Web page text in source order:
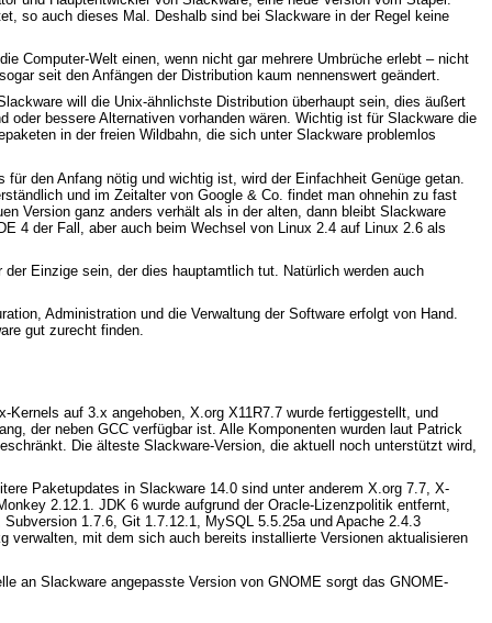
so auch dieses Mal. Deshalb sind bei Slackware in der Regel keine
Computer-Welt einen, wenn nicht gar mehrere Umbrüche erlebt – nicht
seit den Anfängen der Distribution kaum nennenswert geändert.
will die Unix-ähnlichste Distribution überhaupt sein, dies äußert
bessere Alternativen vorhanden wären. Wichtig ist für Slackware die
in der freien Wildbahn, die sich unter Slackware problemlos
den Anfang nötig und wichtig ist, wird der Einfachheit Genüge getan.
und im Zeitalter von Google & Co. findet man ohnehin zu fast
Version ganz anders verhält als in der alten, dann bleibt Slackware
4 der Fall, aber auch beim Wechsel von Linux 2.4 auf Linux 2.6 als
Einzige sein, der dies hauptamtlich tut. Natürlich werden auch
Administration und die Verwaltung der Software erfolgt von Hand.
gut zurecht finden.
auf 3.x angehoben, X.org X11R7.7 wurde fertiggestellt, und
der neben GCC verfügbar ist. Alle Komponenten wurden laut Patrick
Die älteste Slackware-Version, die aktuell noch unterstützt wird,
Paketupdates in Slackware 14.0 sind unter anderem X.org 7.7, X-
2.12.1. JDK 6 wurde aufgrund der Oracle-Lizenzpolitik entfernt,
1.7.6, Git 1.7.12.1, MySQL 5.5.25a und Apache 2.4.3
mit dem sich auch bereits installierte Versionen aktualisieren
an Slackware angepasste Version von GNOME sorgt das GNOME-